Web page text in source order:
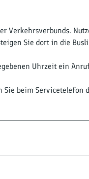
Verkehrsverbunds.
Sie dort in die
Uhrzeit ein
beim Servicetelefon